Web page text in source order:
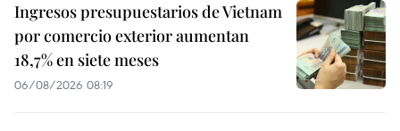
Ingresos presupuestarios de Vietnam
por comercio exterior aumentan
18,7% en siete meses
06/08/2026 08:19